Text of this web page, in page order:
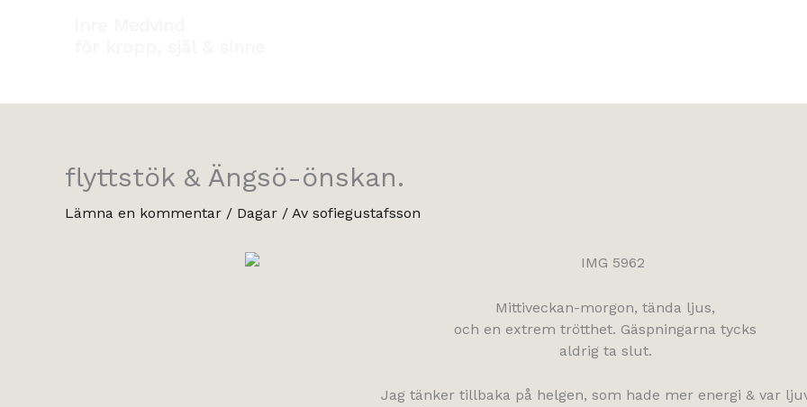
flyttstök & Ängsö-önskan.
Lämna en kommentar / Dagar / Av sofiegustafsson
Mittiveckan-morgon, tända ljus,
och en extrem trötthet. Gäspningarna tycks
aldrig ta slut.
Jag tänker tillbaka på helgen, som hade mer energi & var